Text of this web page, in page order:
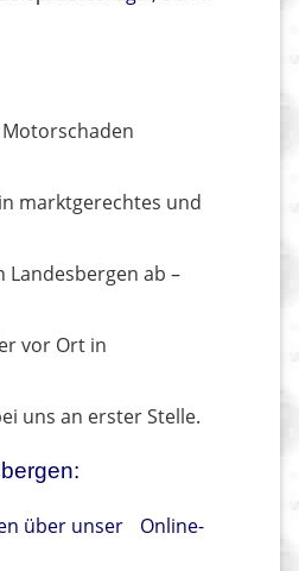
marktgerechtes und
Landesbergen ab –
vor Ort in
uns an erster Stelle.
über unser
Online-